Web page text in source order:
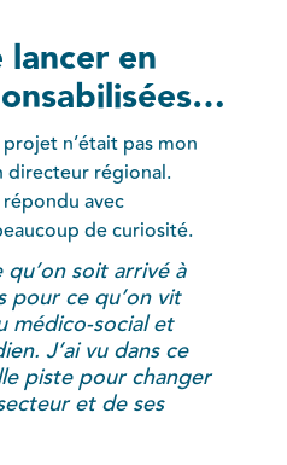
lancer en
n’était pas mon
directeur régional.
répondu avec
de curiosité.
soit arrivé à
pour ce qu’on vit
médico-social et
J’ai vu dans ce
piste pour changer
et de ses